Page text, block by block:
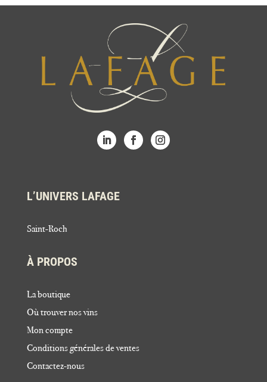
L’UNIVERS LAFAGE
Saint-Roch
À PROPOS
La boutique
Où trouver nos vins
Mon compte
Conditions générales de ventes
Contactez-nous